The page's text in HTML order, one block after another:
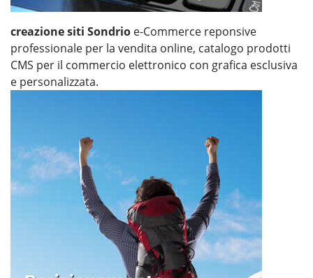
creazione siti Sondrio e-Commerce reponsive
professionale per la vendita online, catalogo prodotti
CMS per il commercio elettronico con grafica esclusiva
e personalizzata.